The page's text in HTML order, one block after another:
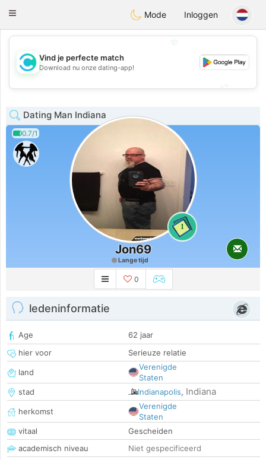
olombiaCitas
Toggle
Mode Inloggen
💖
💕
Vind je perfecte match
Download nu onze dating-app!
Dating Man Indiana
0.7/1
1
Jon69
Lange tijd
0
ledeninformatie
Age
62 jaar
hier voor
Serieuze relatie
land
Verenigde
Staten
stad
Indianapolis, Indiana
herkomst
Verenigde
Staten
vitaal
Gescheiden
academisch niveau
Niet gespecificeerd